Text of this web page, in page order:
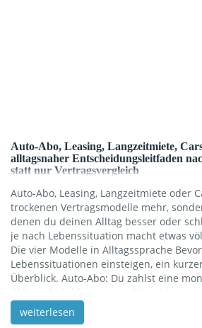
Auto-Abo, Leasing, Langzeitmiete,
alltagsnaher Entscheidungsleitfaden
statt nur Vertragsvergleich
Auto-Abo, Leasing, Langzeitmiete oder
trockenen Vertragsmodelle mehr,
denen du deinen Alltag besser oder
je nach Lebenssituation macht etwas
Die vier Modelle in Alltagssprache
Lebenssituationen einsteigen, ein
Überblick. Auto-Abo: Du zahlst eine
**Pauschale**, meist sind
oft auch Reifen schon drin – du musst
tanken bzw. laden. Leasing: Du fährst
weiterlesen